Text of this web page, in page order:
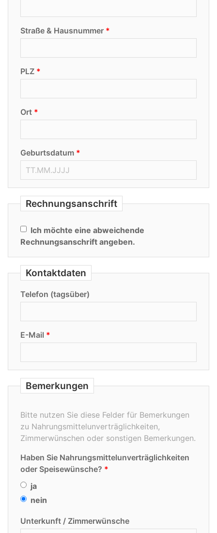
Straße & Hausnummer
PLZ
Ort
Geburtsdatum
Rechnungsanschrift
Ich möchte eine abweichende
Rechnungsanschrift angeben.
Kontaktdaten
Telefon (tagsüber)
E-Mail
Bemerkungen
Bitte nutzen Sie diese Felder für Bemerkungen
zu Nahrungsmittelunverträglichkeiten,
Zimmerwünschen oder sonstigen Bemerkungen.
Haben Sie Nahrungsmittelunverträglichkeiten
oder Speisewünsche?
ja
nein
Unterkunft / Zimmerwünsche